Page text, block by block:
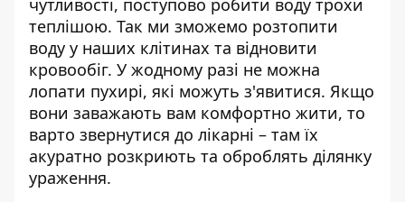
чутливості, поступово робити воду трохи
теплішою. Так ми зможемо розтопити
воду у наших клітинах та відновити
кровообіг. У жодному разі не можна
лопати пухирі, які можуть з'явитися. Якщо
вони заважають вам комфортно жити, то
варто звернутися до лікарні – там їх
акуратно розкриють та оброблять ділянку
ураження.